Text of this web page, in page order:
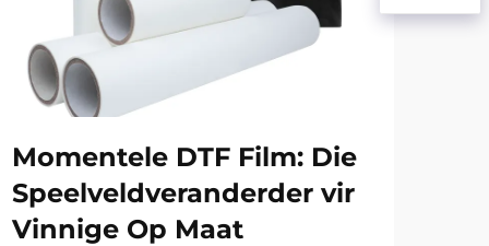
Momentele DTF Film: Die
Speelveldveranderder vir
Vinnige Op Maat